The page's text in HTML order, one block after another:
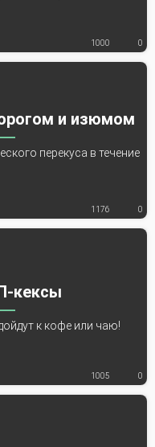
1000 0
и изюмом
перекуса в течение
1176 0
кексы
к кофе или чаю!
1005 0